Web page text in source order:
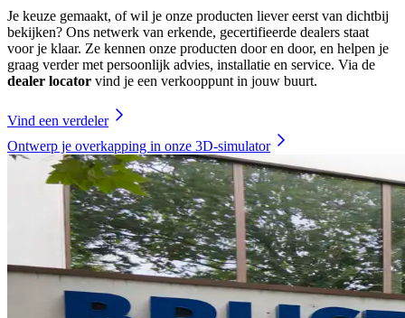
Je keuze gemaakt, of wil je onze producten liever eerst van dichtbij
bekijken? Ons netwerk van erkende, gecertifieerde dealers staat
voor je klaar. Ze kennen onze producten door en door, en helpen je
graag verder met persoonlijk advies, installatie en service. Via de
dealer locatorvind je een verkooppunt in jouw buurt.
Vind een verdeler
Ontwerp je overkapping in onze 3D-simulator